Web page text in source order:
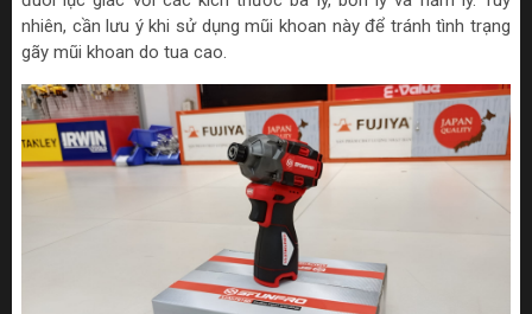
nhiên, cần lưu ý khi sử dụng mũi khoan này để tránh tình trạng
gãy mũi khoan do tua cao.